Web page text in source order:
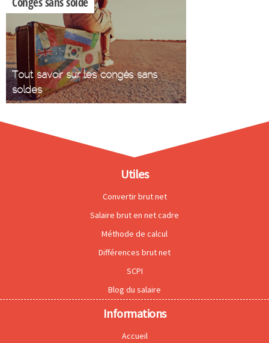
Tout savoir sur les congés sans
soldes
Utiles
Convertir brut net
Salaire brut en net cadre
Méthode de calcul
Différences brut net
SCPI
Blog du salaire
Informations
Accueil